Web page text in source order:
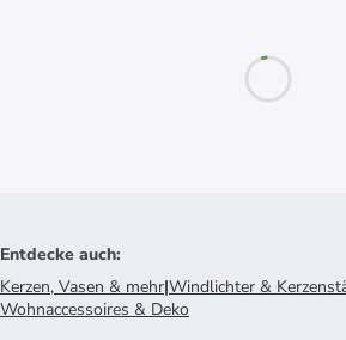
Entdecke auch:
Kerzen, Vasen & mehr|Windlichter &
Wohnaccessoires & Deko